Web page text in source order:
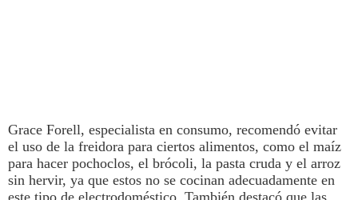
Grace Forell, especialista en consumo, recomendó evitar
el uso de la freidora para ciertos alimentos, como el maíz
para hacer pochoclos, el brócoli, la pasta cruda y el arroz
sin hervir, ya que estos no se cocinan adecuadamente en
este tipo de electrodoméstico. También destacó que las